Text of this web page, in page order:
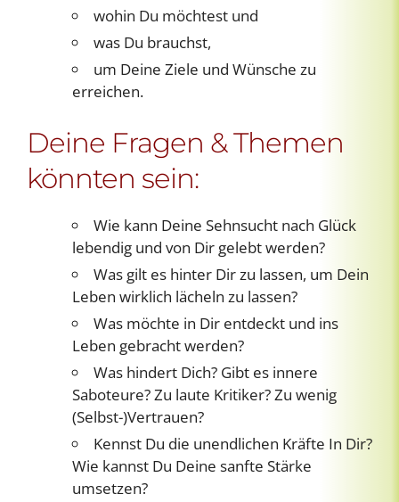
wohin Du möchtest und
was Du brauchst,
um Deine Ziele und Wünsche zu
erreichen.
Deine Fragen & Themen
könnten sein:
Wie kann Deine Sehnsucht nach Glück
lebendig und von Dir gelebt werden?
Was gilt es hinter Dir zu lassen, um Dein
Leben wirklich lächeln zu lassen?
Was möchte in Dir entdeckt und ins
Leben gebracht werden?
Was hindert Dich? Gibt es innere
Saboteure? Zu laute Kritiker? Zu wenig
(Selbst-)Vertrauen?
Kennst Du die unendlichen Kräfte In Dir?
Wie kannst Du Deine sanfte Stärke
umsetzen?